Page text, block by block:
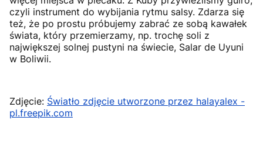
czyli instrument do wybijania rytmu salsy. Zdarza się
też, że po prostu próbujemy zabrać ze sobą kawałek
świata, który przemierzamy, np. trochę soli z
największej solnej pustyni na świecie, Salar de Uyuni
w Boliwii.
Zdjęcie: Światło zdjęcie utworzone przez halayalex -
pl.freepik.com